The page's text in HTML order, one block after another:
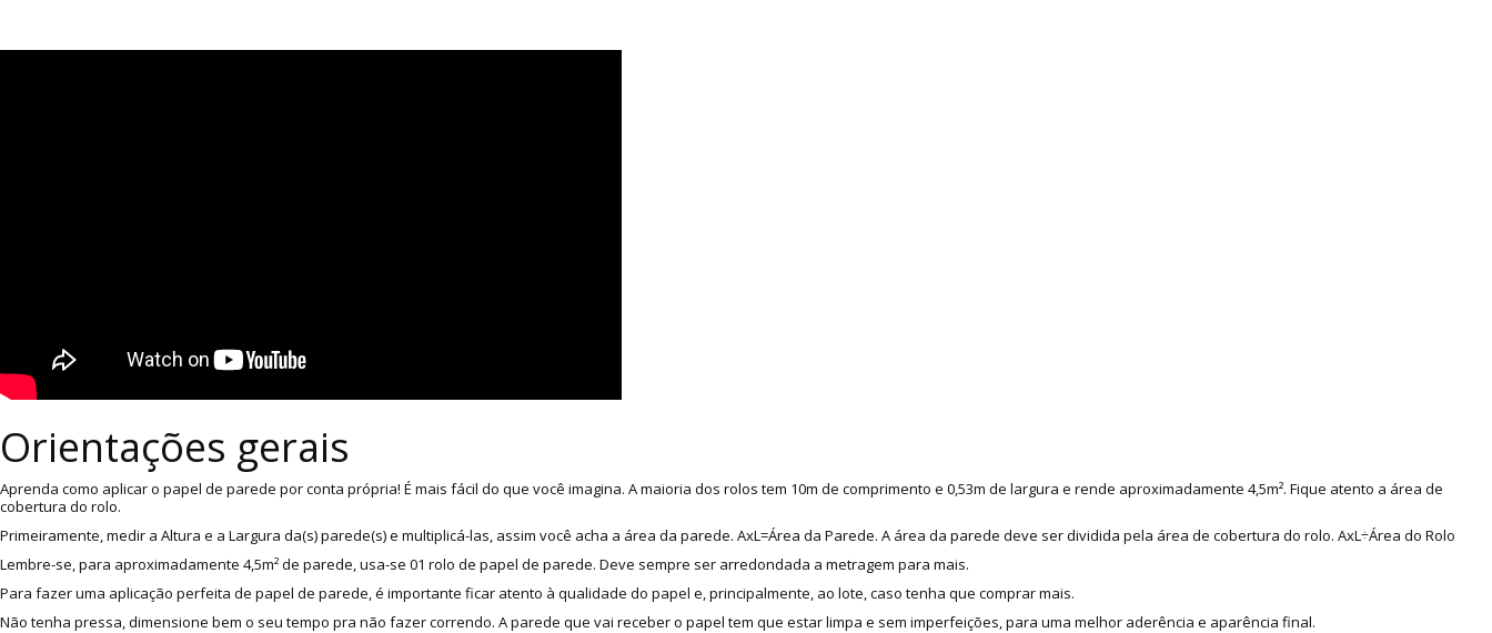
Orientações gerais
Aprenda como aplicar o papel de parede por conta própria! É mais fácil do que você imagina. A maioria dos rolos tem 10m de comprimento e 0,53m de largura e rende aproximadamente 4,5m². Fique atento a área de
cobertura do rolo.
Primeiramente, medir a Altura e a Largura da(s) parede(s) e multiplicá-las, assim você acha a área da parede. AxL=Área da Parede. A área da parede deve ser dividida pela área de cobertura do rolo. AxL÷Área do Rolo
Lembre-se, para aproximadamente 4,5m² de parede, usa-se 01 rolo de papel de parede. Deve sempre ser arredondada a metragem para mais.
Para fazer uma aplicação perfeita de papel de parede, é importante ficar atento à qualidade do papel e, principalmente, ao lote, caso tenha que comprar mais.
Não tenha pressa, dimensione bem o seu tempo pra não fazer correndo. A parede que vai receber o papel tem que estar limpa e sem imperfeições, para uma melhor aderência e aparência final.